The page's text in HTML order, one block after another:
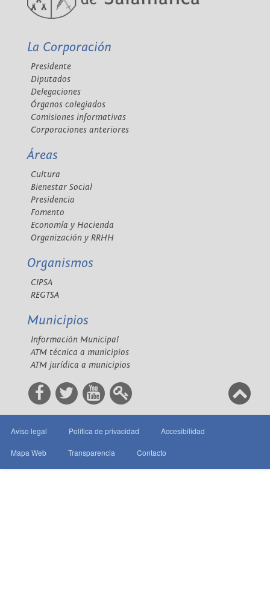
La Corporación
Presidente
Diputados
Delegaciones
Órganos colegiados
Comisiones informativas
Corporaciones anteriores
Áreas
Cultura
Bienestar Social
Presidencia
Fomento
Economía y Hacienda
Organización y RRHH
Organismos
CIPSA
REGTSA
Municipios
Información Municipal
ATM técnica a municipios
ATM jurídica a municipios
Aviso legal Política de privacidad Accesibilidad
Mapa Web Transparencia Contacto